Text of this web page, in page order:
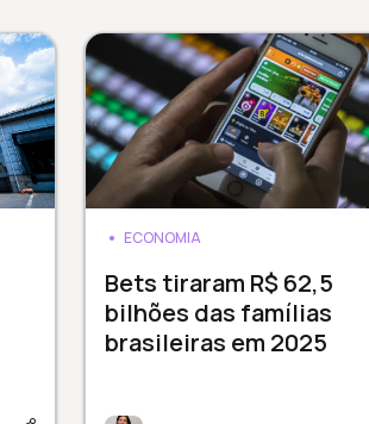
ECONOMIA
Bets tiraram R$ 62,5
bilhões das famílias
brasileiras em 2025